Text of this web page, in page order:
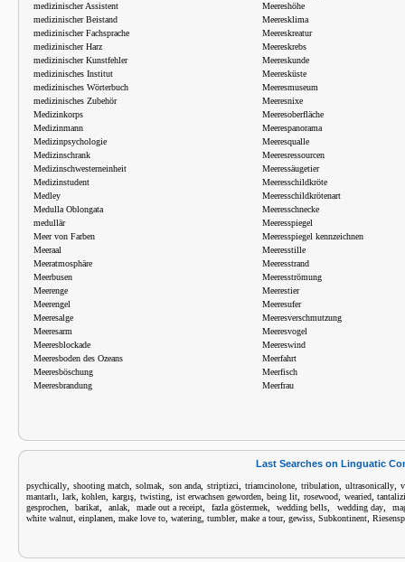
medizinischer Assistent
medizinischer Beistand
medizinischer Fachsprache
medizinischer Harz
medizinischer Kunstfehler
medizinisches Institut
medizinisches Wörterbuch
medizinisches Zubehör
Medizinkorps
Medizinmann
Medizinpsychologie
Medizinschrank
Medizinschwesterneinheit
Medizinstudent
Medley
Medulla Oblongata
medullär
Meer von Farben
Meeraal
Meeratmosphäre
Meerbusen
Meerenge
Meerengel
Meeresalge
Meeresarm
Meeresblockade
Meeresboden des Ozeans
Meeresböschung
Meeresbrandung
Meereshöhe
Meeresklima
Meereskreatur
Meereskrebs
Meereskunde
Meeresküste
Meeresmuseum
Meeresnixe
Meeresoberfläche
Meerespanorama
Meeresqualle
Meeresressourcen
Meeressäugetier
Meeresschildkröte
Meeresschildkrötenart
Meeresschnecke
Meeresspiegel
Meeresspiegel kennzeichnen
Meeresstille
Meeresstrand
Meeresströmung
Meerestier
Meeresufer
Meeresverschmutzung
Meeresvogel
Meereswind
Meerfahrt
Meerfisch
Meerfrau
Last Searches on Linguatic
psychically ,shooting match ,solmak son anda, striptizci triamcinolone,tribulation ,ultrasonically ,
mantarlı
lark,kohlen ,kargış twisting, ist erwachsen geworden,being lit ,rosewood wearied,
gesprochen ,barikat ,anlak ,made out a receipt ,fazla göstermek ,wedding bells wedding day,
white walnut einplanen make love to watering tumbler, make a tour, gewiss Subkontinent